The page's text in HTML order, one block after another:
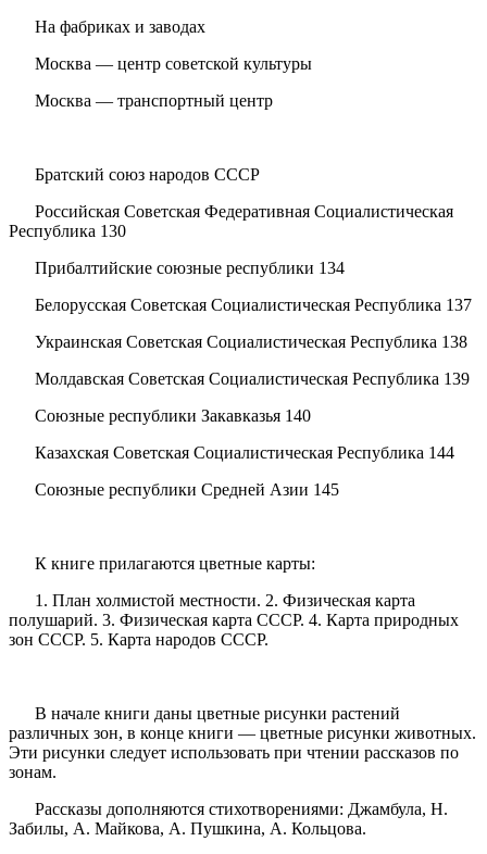
На фабриках и заводах
Москва — центр советской культуры
Москва — транспортный центр
Братский союз народов СССР
Российская Советская Федеративная Социалистическая
Республика 130
Прибалтийские союзные республики 134
Белорусская Советская Социалистическая Республика 137
Украинская Советская Социалистическая Республика 138
Молдавская Советская Социалистическая Республика 139
Союзные республики Закавказья 140
Казахская Советская Социалистическая Республика 144
Союзные республики Средней Азии 145
К книге прилагаются цветные карты:
1. План холмистой местности. 2. Физическая карта
полушарий. 3. Физическая карта СССР. 4. Карта природных
зон СССР. 5. Карта народов СССР.
В начале книги даны цветные рисунки растений
различных зон, в конце книги — цветные рисунки животных.
Эти рисунки следует использовать при чтении рассказов по
зонам.
Рассказы дополняются стихотворениями: Джамбула, Н.
Забилы, А. Майкова, А. Пушкина, А. Кольцова.